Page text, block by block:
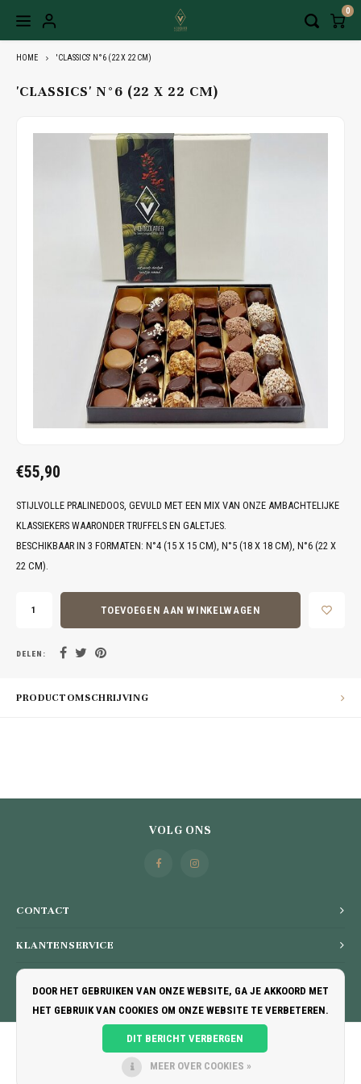
0
HOME 'CLASSICS' N°6 (22 X 22 CM)
'CLASSICS' N°6 (22 X 22 CM)
€55,90
STIJLVOLLE PRALINEDOOS, GEVULD MET EEN MIX VAN ONZE AMBACHTELIJKE
KLASSIEKERS WAARONDER TRUFFELS EN GALETJES.
BESCHIKBAAR IN 3 FORMATEN: N°4 (15 X 15 CM), N°5 (18 X 18 CM), N°6 (22 X
22 CM).
TOEVOEGEN AAN WINKELWAGEN
DELEN:
PRODUCTOMSCHRIJVING
CONTACT
VOLG ONS
KLANTENSERVICE
MIJN ACCOUNT
© COPYRIGHT 2026 V-CHOCOLATIER BY SWEERTVAEGHER - POWERED BY
DOOR HET GEBRUIKEN VAN ONZE WEBSITE, GA JE AKKOORD MET
HET GEBRUIK VAN COOKIES OM ONZE WEBSITE TE VERBETEREN.
DIT BERICHT VERBERGEN
MEER OVER COOKIES »